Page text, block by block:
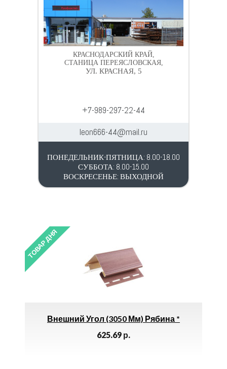
КРАСНОДАРСКИЙ КРАЙ,
СТАНИЦА ПЕРЕЯСЛОВСКАЯ,
УЛ. КРАСНАЯ, 5
+7-989-297-22-44
leon666-44@mail.ru
ПОНЕДЕЛЬНИК-ПЯТНИЦА: 8.00-18.00
СУББОТА: 8.00-15.00
ВОСКРЕСЕНЬЕ: ВЫХОДНОЙ
ТОВАР ДНЯ
Внешний Угол (3050 Мм) Рябина *
625.69 р.